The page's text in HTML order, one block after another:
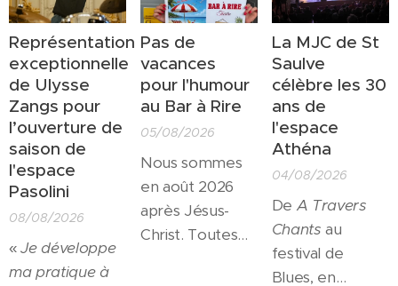
Représentation
exceptionnelle
de Ulysse
Zangs pour
l’ouverture de
saison de
l'espace
Pasolini
08/08/2026
«Je développe
ma pratique à
Pas de
vacances
pour l'humour
au Bar à Rire
05/08/2026
Nous sommes
en août 2026
après Jésus-
Christ. Toutes
La MJC de St
Saulve
célèbre les 30
ans de
l'espace
Athéna
04/08/2026
De A Travers
Chantsau
festival de
Blues, en